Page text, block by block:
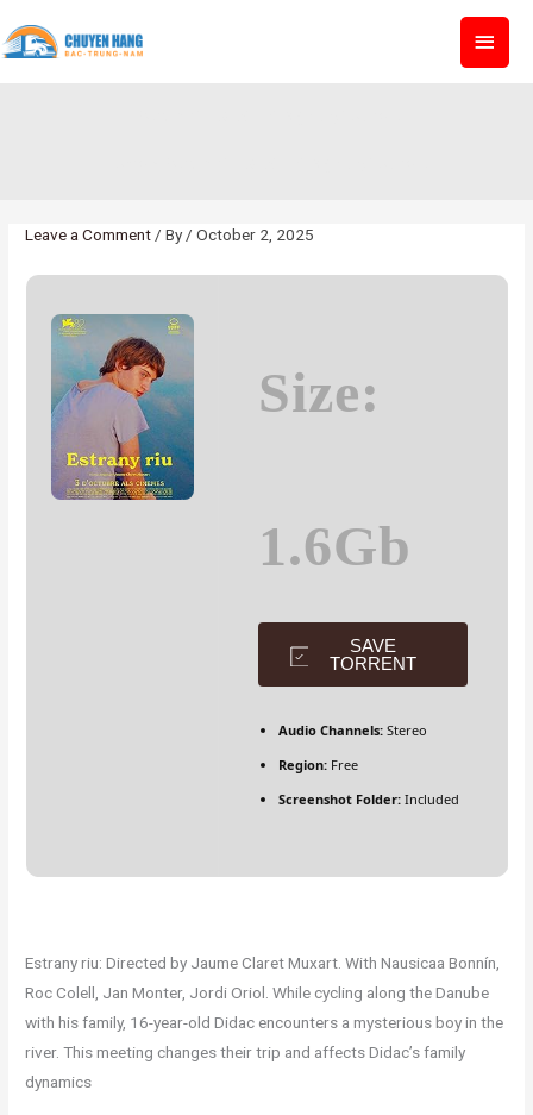
to
Leave a Comment/ By/October 2, 2025
Size:
1.6Gb
SAVE
TORRENT
Audio Channels:Stereo
Region:Free
Screenshot Folder:Included
Estrany riu: Directed by Jaume Claret Muxart. With Nausicaa Bonnín,
Roc Colell, Jan Monter, Jordi Oriol. While cycling along the Danube
with his family, 16-year-old Didac encounters a mysterious boy in the
river. This meeting changes their trip and affects Didac’s family
dynamics